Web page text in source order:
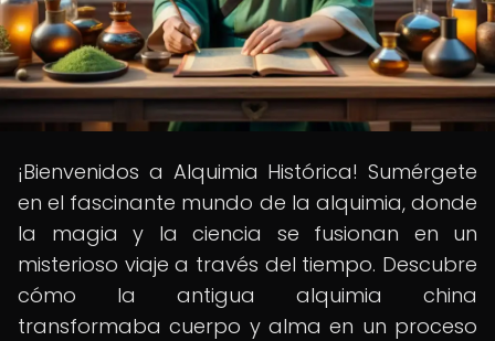
¡Bienvenidos a Alquimia Histórica! Sumérgete
en el fascinante mundo de la alquimia, donde
la magia y la ciencia se fusionan en un
misterioso viaje a través del tiempo. Descubre
cómo la antigua alquimia china
transformaba cuerpo y alma en un proceso